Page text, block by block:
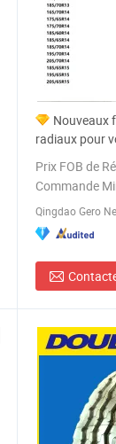
Nouveaux
radiaux pour
marché
prix de gros
PCR/LTR/C/
pour camions
Prix FOB de
Commande
Qingdao Gero